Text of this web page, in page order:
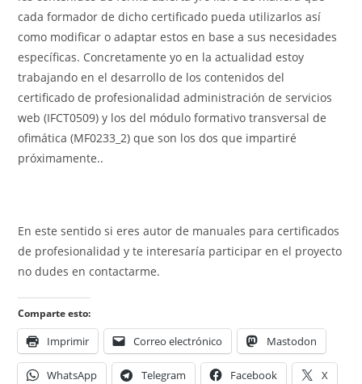
cada formador de dicho certificado pueda utilizarlos así
como modificar o adaptar estos en base a sus necesidades
específicas. Concretamente yo en la actualidad estoy
trabajando en el desarrollo de los contenidos del
certificado de profesionalidad administración de servicios
web (IFCT0509) y los del módulo formativo transversal de
ofimática (MF0233_2) que son los dos que impartiré
próximamente..
En este sentido si eres autor de manuales para certificados
de profesionalidad y te interesaría participar en el proyecto
no dudes en contactarme.
Comparte esto:
Imprimir Correo electrónico Mastodon
WhatsApp Telegram Facebook X